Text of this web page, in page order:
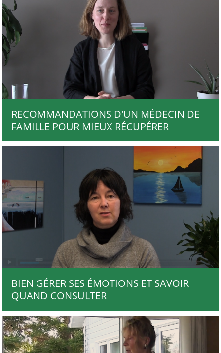
RECOMMANDATIONS D'UN MÉDECIN DE
FAMILLE POUR MIEUX RÉCUPÉRER
BIEN GÉRER SES ÉMOTIONS ET SAVOIR
QUAND CONSULTER